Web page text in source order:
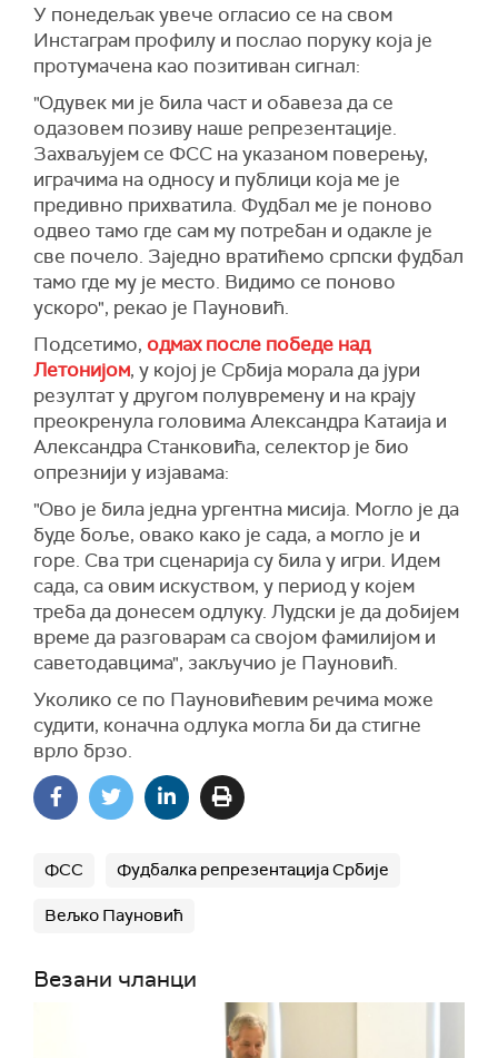
У понедељак увече огласио се на свом
Инстаграм профилу и послао поруку која је
протумачена као позитиван сигнал:
"Одувек ми је била част и обавеза да се
одазовем позиву наше репрезентације.
Захваљујем се ФСС на указаном поверењу,
играчима на односу и публици која ме је
предивно прихватила. Фудбал ме је поново
одвео тамо где сам му потребан и одакле је
све почело. Заједно вратићемо српски фудбал
тамо где му је место. Видимо се поново
ускоро", рекао је Пауновић.
Подсетимо, одмах после победе над
Летонијом, у којој је Србија морала да јури
резултат у другом полувремену и на крају
преокренула головима Александра Катаија и
Александра Станковића, селектор је био
опрезнији у изјавама:
"Ово је била једна ургентна мисија. Могло је да
буде боље, овако како је сада, а могло је и
горе. Сва три сценарија су била у игри. Идем
сада, са овим искуством, у период у којем
треба да донесем одлуку. Лудски је да добијем
време да разговарам са својом фамилијом и
саветодавцима", закључио је Пауновић.
Уколико се по Пауновићевим речима може
судити, коначна одлука могла би да стигне
врло брзо.
ФСС Фудбалка репрезентација Србије
Вељко Пауновић
Везани чланци